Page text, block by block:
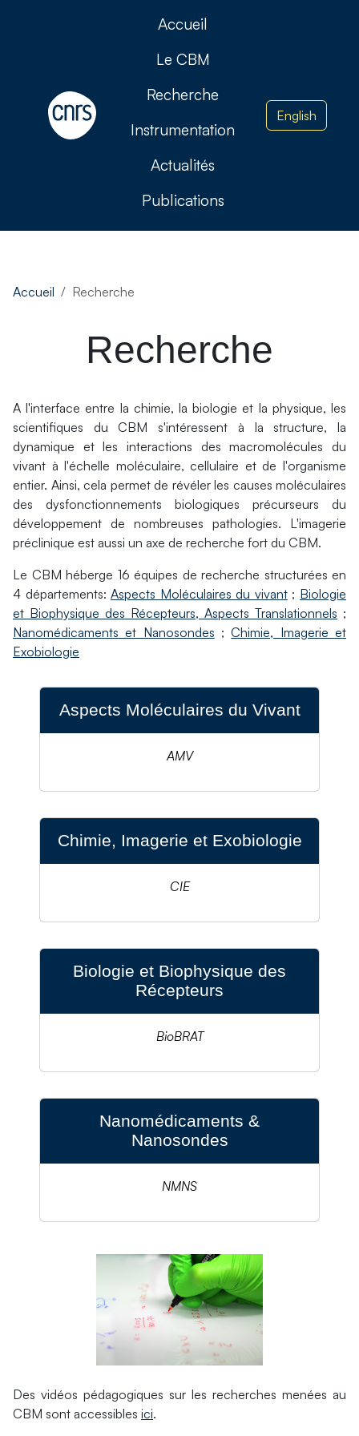
Accueil
Le CBM
Recherche
Instrumentation
Actualités
Publications
English
Accueil Recherche
Recherche
A l'interface entre la chimie, la biologie et la physique, les
scientifiques du CBM s'intéressent à la structure, la
dynamique et les interactions des macromolécules du
vivant à l'échelle moléculaire, cellulaire et de l'organisme
entier. Ainsi, cela permet de révéler les causes moléculaires
des dysfonctionnements biologiques précurseurs du
développement de nombreuses pathologies. L'imagerie
préclinique est aussi un axe de recherche fort du CBM.
Le CBM héberge 16 équipes de recherche structurées en
4 départements:Aspects Moléculaires du vivant; Biologie
et Biophysique des Récepteurs, Aspects Translationnels ;
Nanomédicaments et Nanosondes ;Chimie, Imagerie et
Exobiologie
Aspects Moléculaires du Vivant
AMV
Chimie, Imagerie et Exobiologie
CIE
Biologie et Biophysique des
Récepteurs
BioBRAT
Nanomédicaments &
Nanosondes
NMNS
Des vidéos pédagogiques sur les recherches menées au
CBM sont accessibles ici.